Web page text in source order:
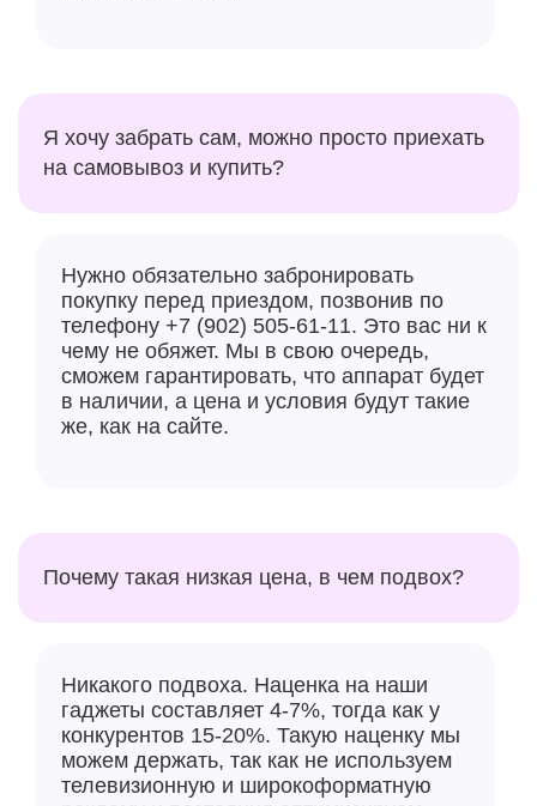
Я хочу забрать сам, можно просто приехать
на самовывоз и купить?
Нужно обязательно забронировать
покупку перед приездом, позвонив по
телефону +7 (902) 505-61-11. Это вас ни к
чему не обяжет. Мы в свою очередь,
сможем гарантировать, что аппарат будет
в наличии, а цена и условия будут такие
же, как на сайте.
Почему такая низкая цена, в чем подвох?
Никакого подвоха. Наценка на наши
гаджеты составляет 4-7%, тогда как у
конкурентов 15-20%. Такую наценку мы
можем держать, так как не используем
телевизионную и широкоформатную